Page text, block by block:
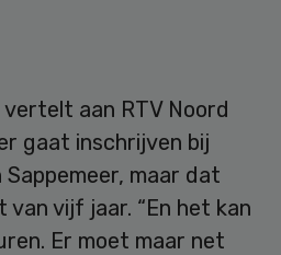
aan RTV Noord
gaat inschrijven bij
Sappemeer, maar dat
vijf jaar. “En het kan
Er moet maar net